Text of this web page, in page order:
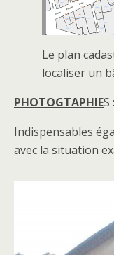
Le plan
localiser un
PHOTOGTAPHIES :
Indispensables
avec la situation